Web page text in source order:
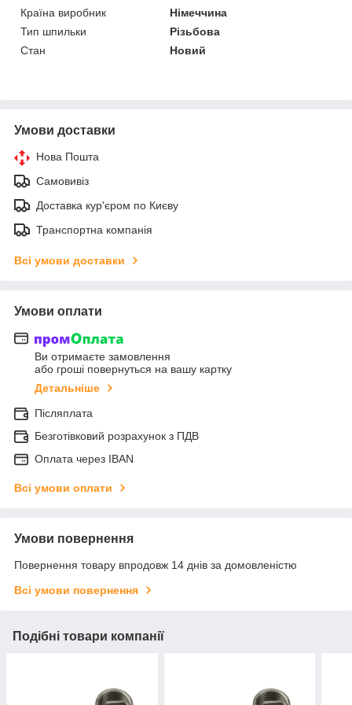
Країна виробник
Німеччина
Тип шпильки
Різьбова
Стан
Новий
Умови доставки
Нова Пошта
Самовивіз
Доставка кур'єром по Києву
Транспортна компанія
Всі умови доставки
Умови оплати
Ви отримаєте замовлення
або гроші повернуться на вашу картку
Детальніше
Післяплата
Безготівковий розрахунок з ПДВ
Оплата через IBAN
Всі умови оплати
Умови повернення
Повернення товару впродовж 14 днів за домовленістю
Всі умови повернення
Подібні товари компанії